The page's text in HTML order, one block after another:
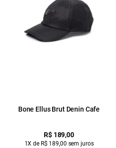
Bone Ellus Brut Denin Cafe
R$ 189,00
1X de R$ 189,00 sem juros